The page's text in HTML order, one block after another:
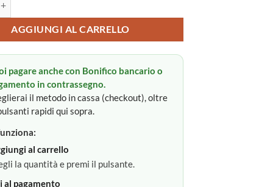
AGGIUNGI AL CARRELLO
pagare anche con Bonifico bancario o
in contrassegno.
il metodo in cassa (checkout), oltre
rapidi qui sopra.
al carrello
la quantità e premi il pulsante.
al pagamento